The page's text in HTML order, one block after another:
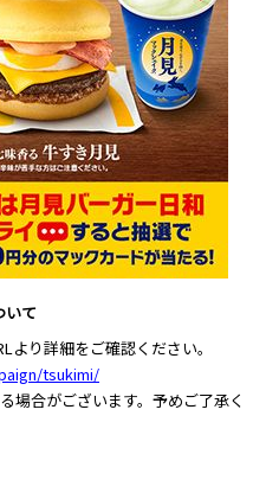
いて
より詳細をご確認ください。
tsukimi/
場合がございます。予めご了承く